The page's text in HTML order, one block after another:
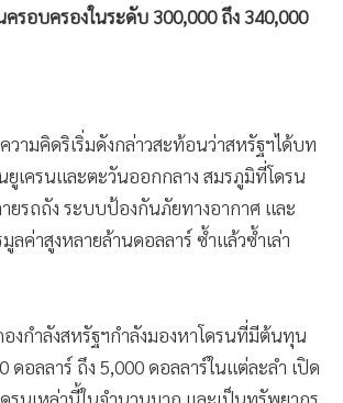
รอบครองในระดับ 300,000 ถึง 340,000
ยรถถัง ระบบป้องกันภัยทางอากาศ และ
ค่าสูงหลายล้านดอลลาร์ ซ้ำแล้วซ้ำเล่า